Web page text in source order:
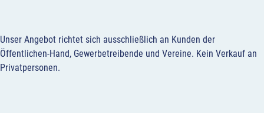
Unser Angebot richtet sich ausschließlich an Kunden der
Öffentlichen-Hand, Gewerbetreibende und Vereine. Kein Verkauf an
Privatpersonen.